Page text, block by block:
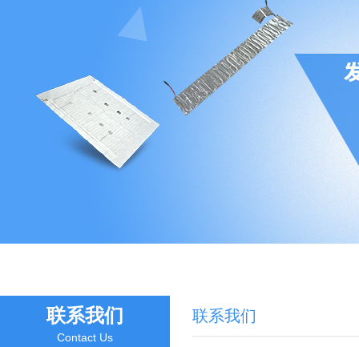
联系我们
Contact Us
联系我们